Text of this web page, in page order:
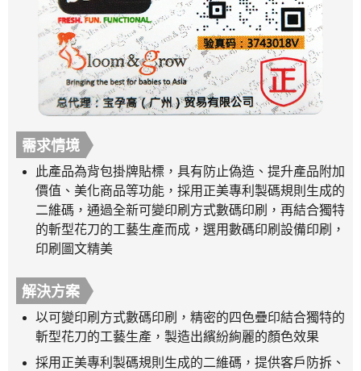
需求情境
此產品為背包掛牌貼標，具有防止偽造、提升產品附加
價值、美化商品等功能，採用正美專利製碼規則生成的
二維碼，通過全新可變印刷方式數碼印刷，再結合獨特
的斬型花刀的工藝生產而成，選用數碼印刷設備印刷，
印刷圖文精美
解決方案
以可變印刷方式數碼印刷，精密的四色疊印結合獨特的
斬型花刀的工藝生產，製造出繽紛絢麗的顏色效果
採用正美專利製碼規則生成的二維碼，提供客戶防拆、